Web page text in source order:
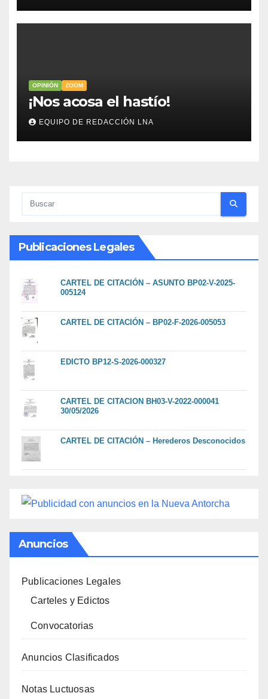
OPINIÓN ZOOM
​¡Nos acosa el hastío!
EQUIPO DE REDACCIÓN LNA
Publicaciones Legales
CARTEL DE CITACIÓN – ASUNTO BP02-V-2025-
005124
CARTEL DE CITACIÓN – BP02-F-2026-005053
EDICTO BP12-S-2026-000327
CARTEL DE CITACION BH03-V-2022-000041
30/05/2026
CARTEL DE CITACIÓN – Herederos Desconocidos
Anuncios
Publicaciones Legales
Carteles y Edictos
Convocatorias
Anuncios Clasificados
Notas Luctuosas